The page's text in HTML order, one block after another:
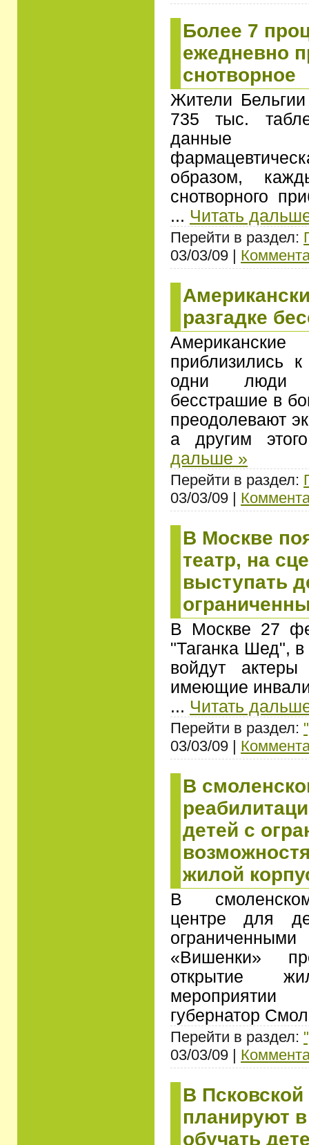
Более 7
ежедневно
снотворное
Жители
735 тыс.
данные
образом,
снотворного
... Читать
Перейти в раздел:
03/03/09 |
разгадке
приблизились
одни люди
бесстрашие в
преодолевают
а другим
дальше »
Перейти в раздел:
03/03/09 |
В Москве
театр, на
выступать
В Москве 27
"Таганка Шед", в
войдут
имеющие
... Читать
Перейти в раздел:
03/03/09 |
В
детей с
жилой
В
центре для
«Вишенки»
открытие
губернатор
Перейти в раздел:
03/03/09 |
В Псковской
планируют
обучать